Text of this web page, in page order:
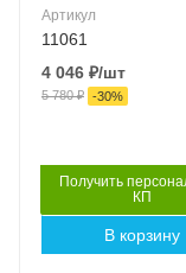
Материал лотка и
решетки
Вес, кг
BGF 30
Артикул
Артикул
11061
4 046 ₽/шт
5 780₽ -30%
Получить
КП
В корзину